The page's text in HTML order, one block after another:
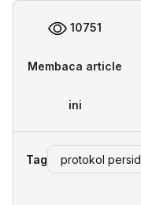
10751
Membaca article
ini
Tag protokol